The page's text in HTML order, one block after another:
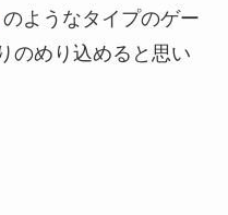
のようなタイプのゲー
のめり込めると思い